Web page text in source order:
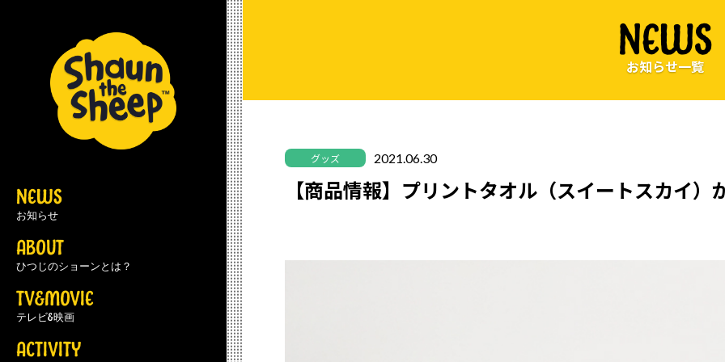
NEWS
お知らせ
ABOUT
ひつじのショーンとは？
TV&MOVIE
テレビ&映画
ACTIVITY
NEWS
お知らせ一覧
グッズ 2021.06.30
【商品情報】プリントタオル（スイートスカイ）